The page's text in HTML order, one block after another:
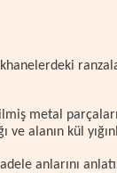
metal
alanın kül
anlarını